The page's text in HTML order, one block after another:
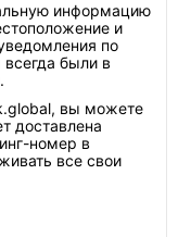
информацию
и
по
были в
вы можете
доставлена
номер в
все свои